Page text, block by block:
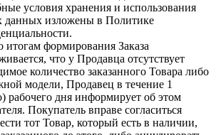
условия хранения и использования
данных изложены в Политике
итогам формирования Заказа
что у Продавца отсутствует
количество заказанного Товара либо
модели, Продавец в течение 1
рабочего дня информирует об этом
Покупатель вправе согласиться
тот Товар, который есть в наличии,